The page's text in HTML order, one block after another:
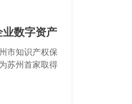
数字资产
市知识产权保
苏州首家取得